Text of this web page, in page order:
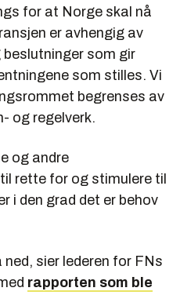
for at Norge skal nå
er avhengig av
som gir
som stilles. Vi
begrenses av
og regelverk.
og andre
rette for og stimulere til
i den grad det er behov
sier lederen for FNs
rapporten som ble